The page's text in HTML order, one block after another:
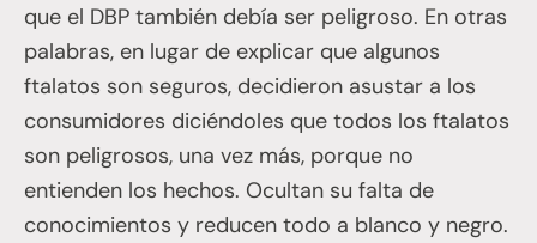
que el DBP también debía ser peligroso. En otras
palabras, en lugar de explicar que algunos
ftalatos son seguros, decidieron asustar a los
consumidores diciéndoles que todos los ftalatos
son peligrosos, una vez más, porque no
entienden los hechos. Ocultan su falta de
conocimientos y reducen todo a blanco y negro.